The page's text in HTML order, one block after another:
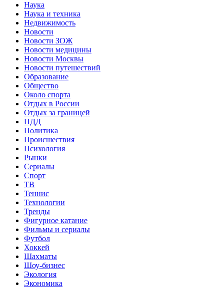
Наука
Наука и техника
Недвижимость
Новости
Новости ЗОЖ
Новости медицины
Новости Москвы
Новости путешествий
Образование
Общество
Около спорта
Отдых в России
Отдых за границей
ПДД
Политика
Происшествия
Психология
Рынки
Сериалы
Спорт
ТВ
Теннис
Технологии
Тренды
Фигурное катание
Фильмы и сериалы
Футбол
Хоккей
Шахматы
Шоу-бизнес
Экология
Экономика